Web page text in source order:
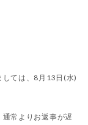
しては、8月13日(水)
常よりお返事が遅